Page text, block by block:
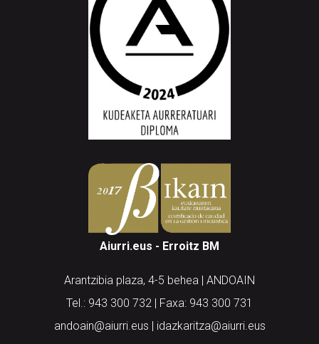
Aiurri.eus - Erroitz BM
Arantzibia plaza, 4-5 behea | ANDOAIN
Tel.: 943 300 732 | Faxa: 943 300 731
andoain@aiurri.eus | idazkaritza@aiurri.eus